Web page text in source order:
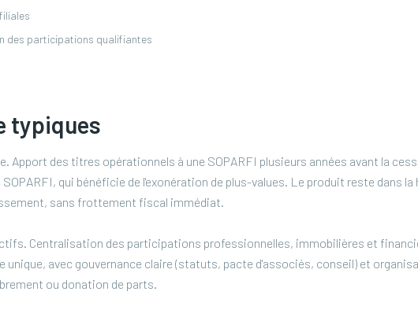
des participations qualifiantes
typiques
Apport des titres opérationnels à une SOPARFI plusieurs années avant la
qui bénéficie de l'exonération de plus-values. Le produit reste dans la
sans frottement fiscal immédiat.
Centralisation des participations professionnelles, immobilières et
unique, avec gouvernance claire (statuts, pacte d'associés, conseil) et
ou donation de parts.